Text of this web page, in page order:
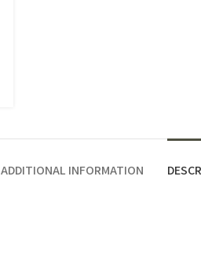
ADDITIONAL INFORMATION